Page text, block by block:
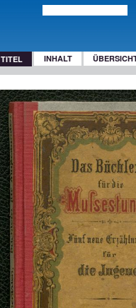
TITEL INHALT